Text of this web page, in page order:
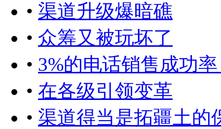
• 渠道升级爆暗礁
• 众筹又被玩坏了
• 3%的电话销售成功
• 在各级引领变革
• 渠道得当是拓疆土的